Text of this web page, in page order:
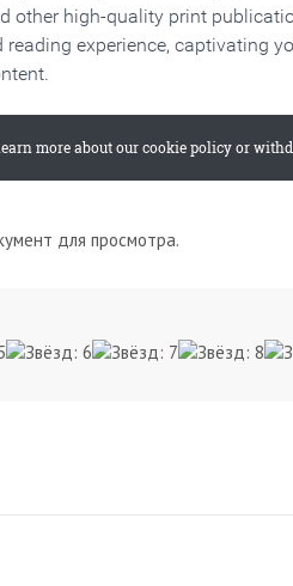
для просмотра.